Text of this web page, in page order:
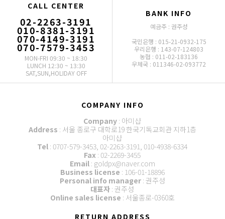
CALL CENTER
02-2263-3191
010-8381-3191
070-4149-3191
070-7579-3453
MON-FRI 09:30 ~ 18:30
LUNCH 12:30 ~ 13:30
SAT,SUN,HOLIDAY OFF
BANK INFO
예금주 : 권주성
국민은행 : 015-21-0932-175
우리은행 : 143-07-124803
농협 : 011-02-183136
우체국 : 011346-02-093772
COMPANY INFO
Company : 아미샵
Address : 서울 종로구 대학로19 한국기독교회관 지하1층
아미샵
Tel : 0707-579-3453, 02-2263-3191, 010-4938-6334
Fax : 02-2269-3455
Email: goldpx@naver.com
Business license : 106-01-18896
Personal info manager: 권주성
대표자 : 권주성
Online sales license : 서울종로-0360호
RETURN ADDRESS